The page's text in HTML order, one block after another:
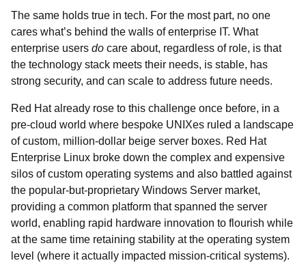
The same holds true in tech. For the most part, no one
cares what’s behind the walls of enterprise IT. What
enterprise users do care about, regardless of role, is that
the technology stack meets their needs, is stable, has
strong security, and can scale to address future needs.
Red Hat already rose to this challenge once before, in a
pre-cloud world where bespoke UNIXes ruled a landscape
of custom, million-dollar beige server boxes. Red Hat
Enterprise Linux broke down the complex and expensive
silos of custom operating systems and also battled against
the popular-but-proprietary Windows Server market,
providing a common platform that spanned the server
world, enabling rapid hardware innovation to flourish while
at the same time retaining stability at the operating system
level (where it actually impacted mission-critical systems).